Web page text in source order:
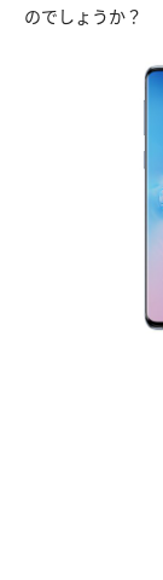
のでしょうか？